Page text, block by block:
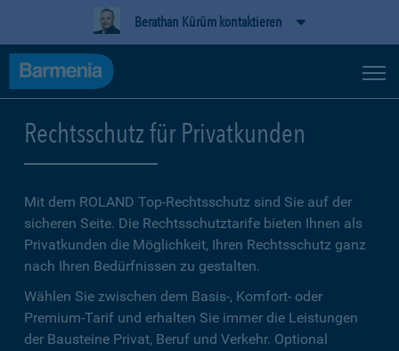
Berathan Kürüm kontaktieren
Rechtsschutz für Privatkunden
Mit dem ROLAND Top-Rechtsschutz sind Sie auf der
sicheren Seite. Die Rechtsschutztarife bieten Ihnen als
Privatkunden die Möglichkeit, Ihren Rechtsschutz ganz
nach Ihren Bedürfnissen zu gestalten.
Wählen Sie zwischen dem Basis-, Komfort- oder
Premium-Tarif und erhalten Sie immer die Leistungen
der Bausteine Privat, Beruf und Verkehr. Optional